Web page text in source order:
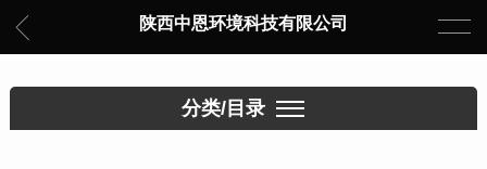
陕西中恩环境科技有限公司
分类/目录